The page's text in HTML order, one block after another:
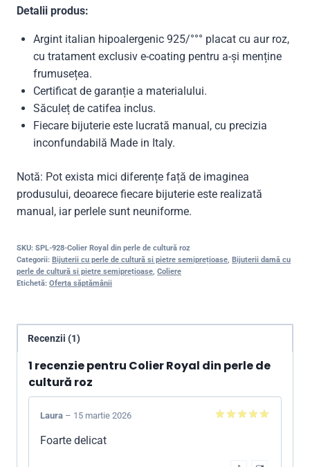
Detalii produs:
Argint italian hipoalergenic 925/°°° placat cu aur roz,
cu tratament exclusiv e-coating pentru a-și menține
frumusețea.
Certificat de garanție a materialului.
Săculeț de catifea inclus.
Fiecare bijuterie este lucrată manual, cu precizia
inconfundabilă Made in Italy.
Notă: Pot exista mici diferențe față de imaginea
produsului, deoarece fiecare bijuterie este realizată
manual, iar perlele sunt neuniforme.
SKU: SPL-928-Colier Royal din perle de cultură roz
Categorii: Bijuterii cu perle de cultură si pietre semiprețioase, Bijuterii damă cu
perle de cultură si pietre semiprețioase, Coliere
Etichetă: Oferta săptămânii
Recenzii (1)
1 recenzie pentru Colier Royal din perle de
cultură roz
Laura – 15 martie 2026
Foarte delicat